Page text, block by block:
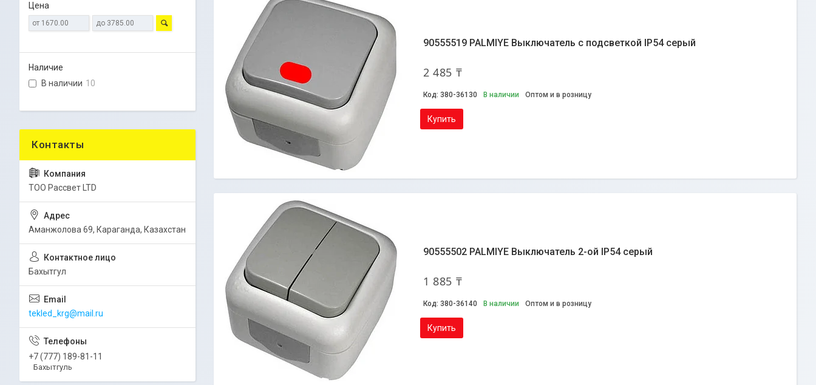
90555519 PALMIYE Выключатель с подсветкой IP54 серый
2 485 ₸
380-36130 В наличии Оптом и в розницу
Купить
90555502 PALMIYE Выключатель 2-ой IP54 серый
1 885 ₸
380-36140 В наличии Оптом и в розницу
Купить
Цена
Наличие
В наличии 10
ТОО Рассвет LTD
Аманжолова 69, Караганда, Казахстан
Бахытгул
tekled_krg@mail.ru
+7 (777) 189-81-11
Бахытгуль